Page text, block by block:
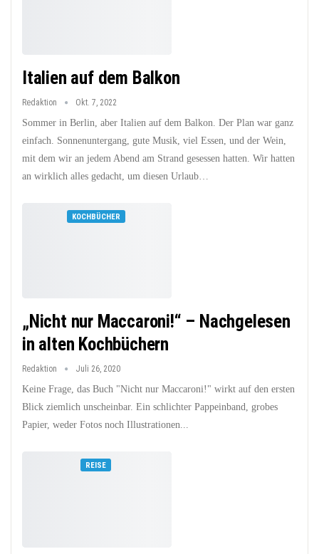
Italien auf dem Balkon
Redaktion Okt. 7, 2022
Sommer in Berlin, aber Italien auf dem Balkon. Der Plan war ganz
einfach. Sonnenuntergang, gute Musik, viel Essen, und der Wein,
mit dem wir an jedem Abend am Strand gesessen hatten. Wir hatten
an wirklich alles gedacht, um diesen Urlaub…
KOCHBÜCHER
„Nicht nur Maccaroni!“ – Nachgelesen
in alten Kochbüchern
Redaktion Juli 26, 2020
Keine Frage, das Buch "Nicht nur Maccaroni!" wirkt auf den ersten
Blick ziemlich unscheinbar. Ein schlichter Pappeinband, grobes
Papier, weder Fotos noch Illustrationen...
REISE